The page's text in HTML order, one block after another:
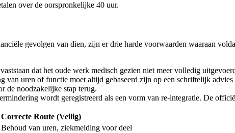
over de oorspronkelijke 40 uur.
gevolgen van dien, zijn er drie harde voorwaarden waaraan
dat het oude werk medisch gezien niet meer volledig
van uren of functie moet altijd gebaseerd zijn op een schriftelijk
de noodzakelijke stap terug.
wordt geregistreerd als een vorm van re-integratie. De
Correcte Route (Veilig)
Behoud van uren, ziekmelding voor deel